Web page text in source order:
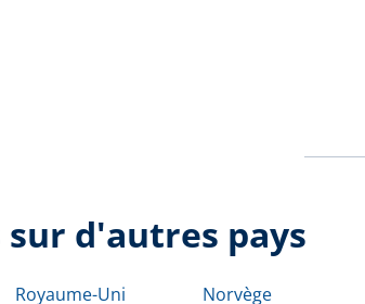
d'autres pays
Royaume-Uni
Norvège